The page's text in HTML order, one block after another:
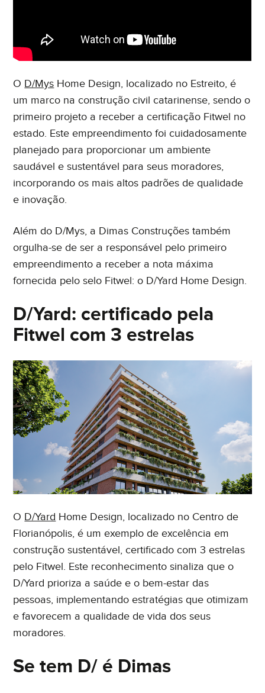
O D/Mys Home Design, localizado no Estreito, é
um marco na construção civil catarinense, sendo o
primeiro projeto a receber a certificação Fitwel no
estado. Este empreendimento foi cuidadosamente
planejado para proporcionar um ambiente
saudável e sustentável para seus moradores,
incorporando os mais altos padrões de qualidade
e inovação.
Além do D/Mys, a Dimas Construções também
orgulha-se de ser a responsável pelo primeiro
empreendimento a receber a nota máxima
fornecida pelo selo Fitwel: o D/Yard Home Design.
D/Yard: certificado pela
Fitwel com 3 estrelas
O D/Yard Home Design, localizado no Centro de
Florianópolis, é um exemplo de excelência em
construção sustentável, certificado com 3 estrelas
pelo Fitwel. Este reconhecimento sinaliza que o
D/Yard prioriza a saúde e o bem-estar das
pessoas, implementando estratégias que otimizam
e favorecem a qualidade de vida dos seus
moradores.
Se tem D/ é Dimas